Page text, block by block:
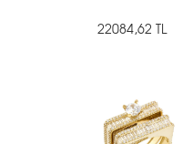
22084,62 TL